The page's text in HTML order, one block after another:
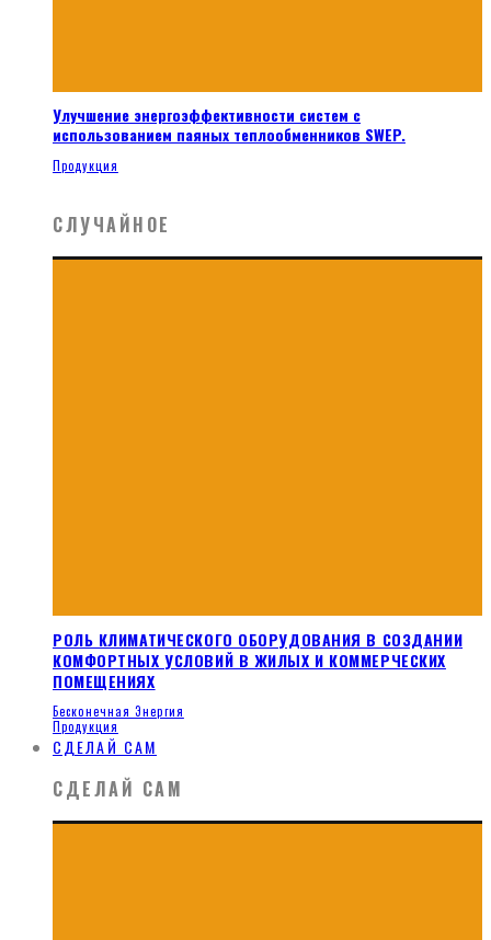
Улучшение энергоэффективности систем с
использованием паяных теплообменников SWEP.
Продукция
СЛУЧАЙНОЕ
РОЛЬ КЛИМАТИЧЕСКОГО ОБОРУДОВАНИЯ В СОЗДАНИИ
КОМФОРТНЫХ УСЛОВИЙ В ЖИЛЫХ И КОММЕРЧЕСКИХ
ПОМЕЩЕНИЯХ
Бесконечная Энергия
Продукция
СДЕЛАЙ САМ
СДЕЛАЙ САМ